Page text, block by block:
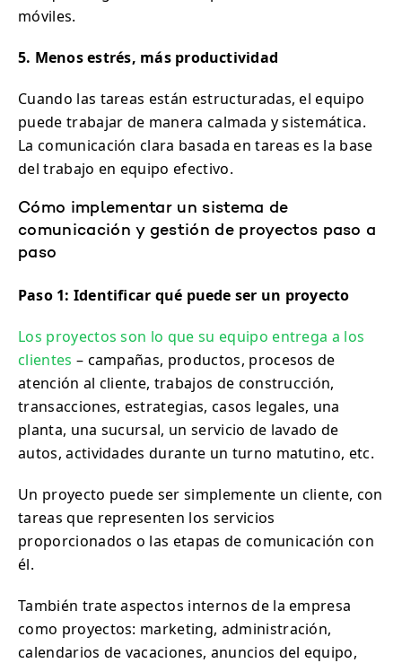
móviles.
5. Menos estrés, más productividad
Cuando las tareas están estructuradas, el equipo
puede trabajar de manera calmada y sistemática.
La comunicación clara basada en tareas es la base
del trabajo en equipo efectivo.
Cómo implementar un sistema de
comunicación y gestión de proyectos paso a
paso
Paso 1: Identificar qué puede ser un proyecto
Los proyectos son lo que su equipo entrega a los
clientes – campañas, productos, procesos de
atención al cliente, trabajos de construcción,
transacciones, estrategias, casos legales, una
planta, una sucursal, un servicio de lavado de
autos, actividades durante un turno matutino, etc.
Un proyecto puede ser simplemente un cliente, con
tareas que representen los servicios
proporcionados o las etapas de comunicación con
él.
También trate aspectos internos de la empresa
como proyectos: marketing, administración,
calendarios de vacaciones, anuncios del equipo,